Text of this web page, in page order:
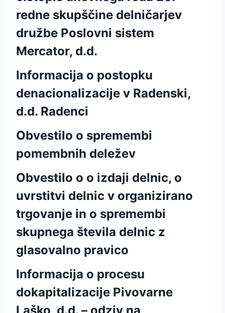
redne skupščine delničarjev
družbe Poslovni sistem
Mercator, d.d.
Informacija o postopku
denacionalizacije v Radenski,
d.d. Radenci
Obvestilo o spremembi
pomembnih deležev
Obvestilo o o izdaji delnic, o
uvrstitvi delnic v organizirano
trgovanje in o spremembi
skupnega števila delnic z
glasovalno pravico
Informacija o procesu
dokapitalizacije Pivovarne